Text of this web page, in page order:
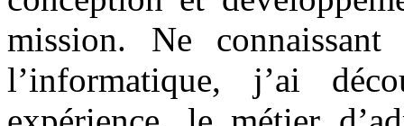
mission. Ne
l’informatique, j’ai